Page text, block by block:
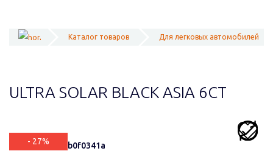
Каталог товаров Для легковых автомобилей
ULTRA SOLAR BLACK ASIA 6СТ
- 27%
Артикул: 6958b0f0341a